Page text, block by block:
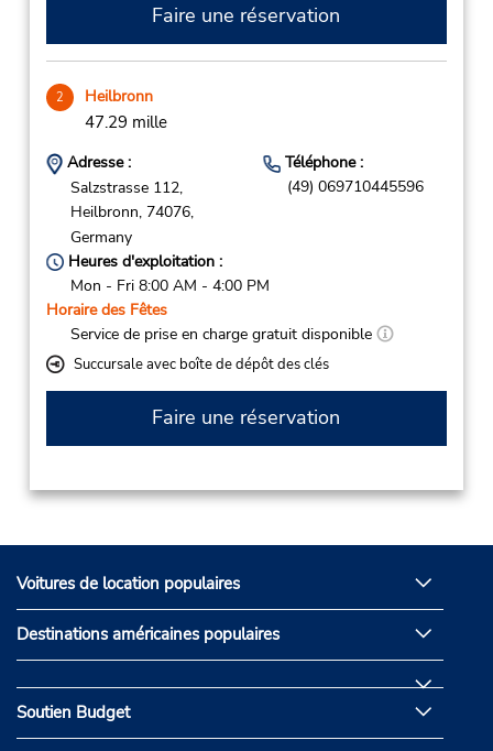
Faire une réservation
2 Heilbronn
47.29 mille
Adresse :
Salzstrasse 112,
Heilbronn, 74076,
Germany
Téléphone :
(49) 069710445596
Heures d'exploitation :
Mon - Fri 8:00 AM - 4:00 PM
Horaire des Fêtes
Service de prise en charge gratuit disponible
Succursale avec boîte de dépôt des clés
Faire une réservation
Voitures de location populaires
Destinations américaines populaires
Soutien Budget